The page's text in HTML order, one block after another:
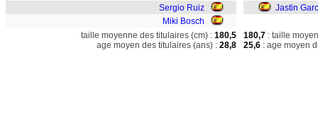
Sergio Ruiz
Miki Bosch
Jastin
taille moyenne des titulaires (cm) : 180,5
age moyen des titulaires (ans) : 28,8
180,7 : taille
25,6 : age moyen